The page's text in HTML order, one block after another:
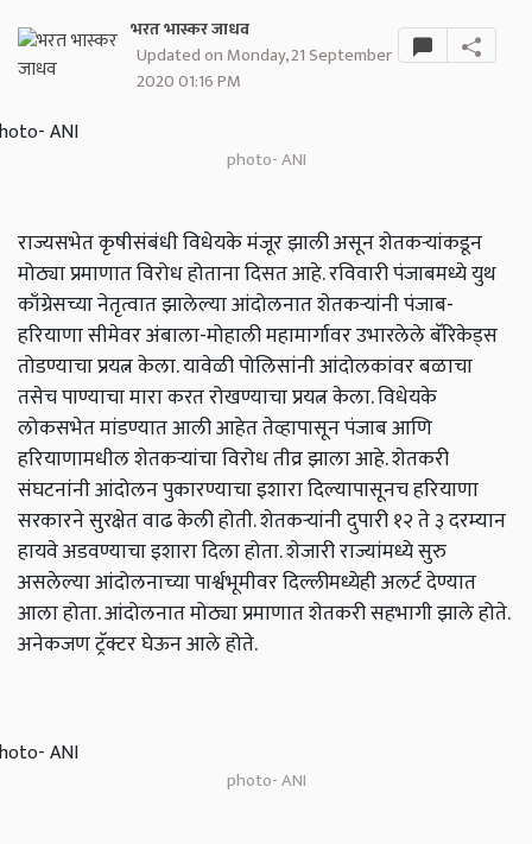
भरत भास्कर जाधव
Updated on Monday, 21 September
2020 01:16 PM
photo- ANI
राज्यसभेत कृषीसंबंधी विधेयके मंजूर झाली असून शेतकऱ्यांकडून
मोठ्या प्रमाणात विरोध होताना दिसत आहे. रविवारी पंजाबमध्ये युथ
काँग्रेसच्या नेतृत्वात झालेल्या आंदोलनात शेतकऱ्यांनी पंजाब-
हरियाणा सीमेवर अंबाला-मोहाली महामार्गावर उभारलेले बॅरिकेड्स
तोडण्याचा प्रयत्न केला. यावेळी पोलिसांनी आंदोलकांवर बळाचा
तसेच पाण्याचा मारा करत रोखण्याचा प्रयत्न केला. विधेयके
लोकसभेत मांडण्यात आली आहेत तेव्हापासून पंजाब आणि
हरियाणामधील शेतकऱ्यांचा विरोध तीव्र झाला आहे. शेतकरी
संघटनांनी आंदोलन पुकारण्याचा इशारा दिल्यापासूनच हरियाणा
सरकारने सुरक्षेत वाढ केली होती. शेतकऱ्यांनी दुपारी १२ ते ३ दरम्यान
हायवे अडवण्याचा इशारा दिला होता. शेजारी राज्यांमध्ये सुरु
असलेल्या आंदोलनाच्या पार्श्वभूमीवर दिल्लीमध्येही अलर्ट देण्यात
आला होता. आंदोलनात मोठ्या प्रमाणात शेतकरी सहभागी झाले होते.
अनेकजण ट्रॅक्टर घेऊन आले होते.
photo- ANI